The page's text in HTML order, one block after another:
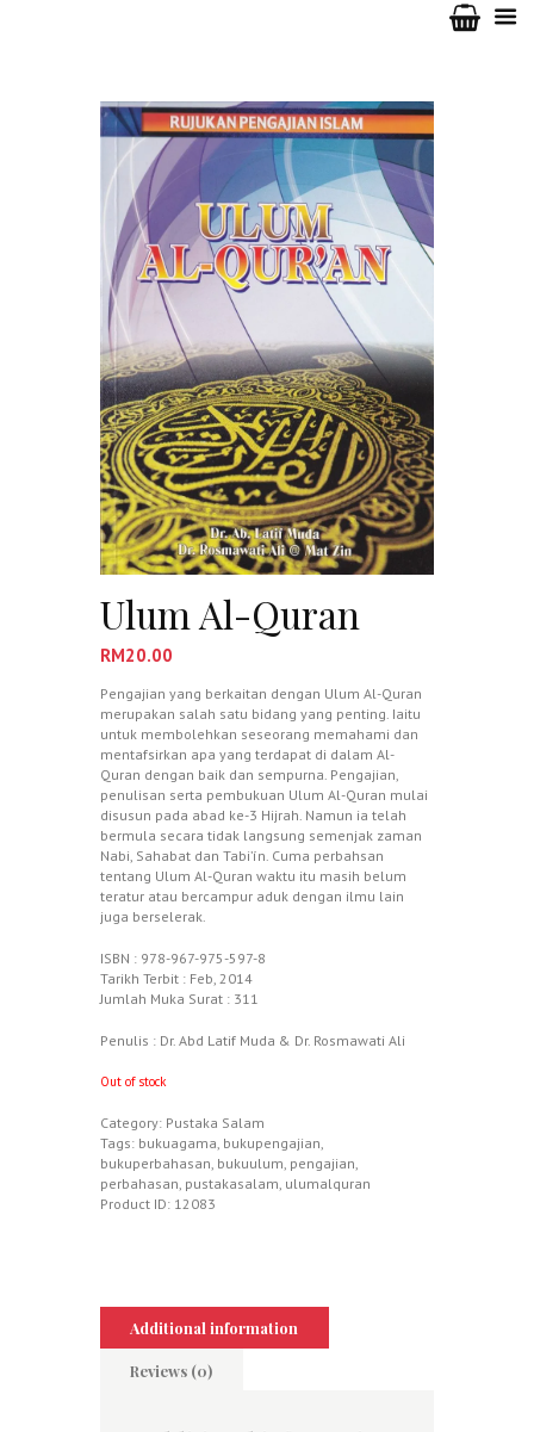
Ulum Al-Quran
RM20.00
Pengajian yang berkaitan dengan Ulum Al-Quran
merupakan salah satu bidang yang penting. Iaitu
untuk membolehkan seseorang memahami dan
mentafsirkan apa yang terdapat di dalam Al-
Quran dengan baik dan sempurna. Pengajian,
penulisan serta pembukuan Ulum Al-Quran mulai
disusun pada abad ke-3 Hijrah. Namun ia telah
bermula secara tidak langsung semenjak zaman
Nabi, Sahabat dan Tabi’ín. Cuma perbahsan
tentang Ulum Al-Quran waktu itu masih belum
teratur atau bercampur aduk dengan ilmu lain
juga berselerak.
ISBN : 978-967-975-597-8
Tarikh Terbit : Feb, 2014
Jumlah Muka Surat : 311
Penulis : Dr. Abd Latif Muda & Dr. Rosmawati Ali
Out of stock
Category: Pustaka Salam
Tags: bukuagama bukupengajian
bukuperbahasan bukuulum pengajian
perbahasan pustakasalam ulumalquran
Product ID: 12083
Additional information
Reviews (0)